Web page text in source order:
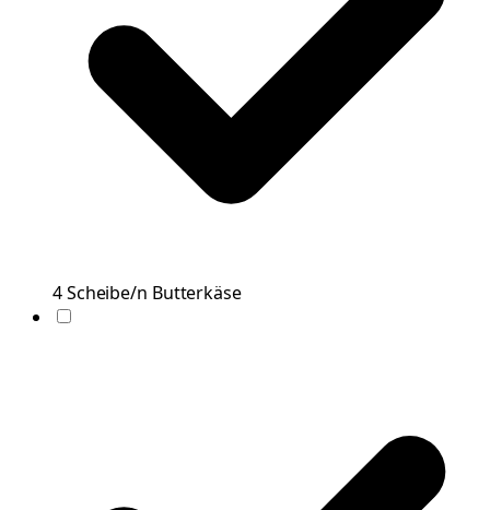
4Scheibe/n Butterkäse